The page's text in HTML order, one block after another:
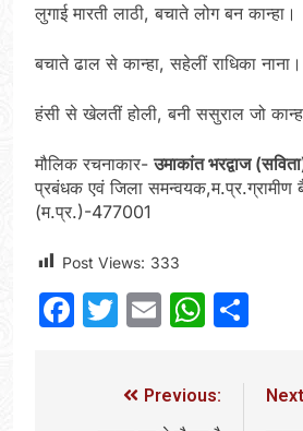
लुगाई मारती लाठी, बचाते लोग बन कान्हा।
बचाते ढाल से कान्हा, सहेलीं राधिका नाना।
हंसी से खेलतीं होली, बनी ससुराल जो
मौलिक रचनाकार-उमाकांत भरद्वाज
प्रबंधक एवं जिला समन्वयक,म.प्र.ग्रामीण
(म.प्र.)-477001
Post Views: 333
Facebook
Twitter
Email
Previous: